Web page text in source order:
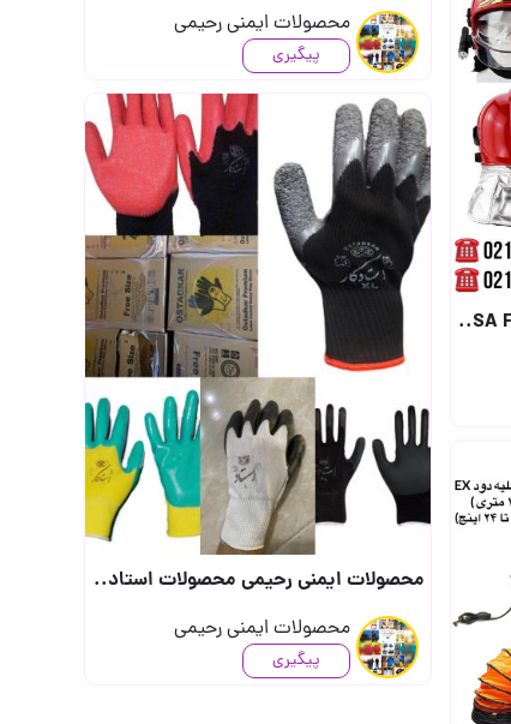
محصولات ایمنی رحیمی
پیگیری
محصولات ایمنی رحیمی محصولات استاد کار موجود در فروشگاه (جهت دریافت قیمت تماس بگیر..
محصولات ایمنی رحیمی
پیگیری